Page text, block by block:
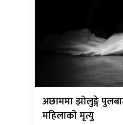
अछाममा झोलुङ्गे
महिलाको मृत्यु